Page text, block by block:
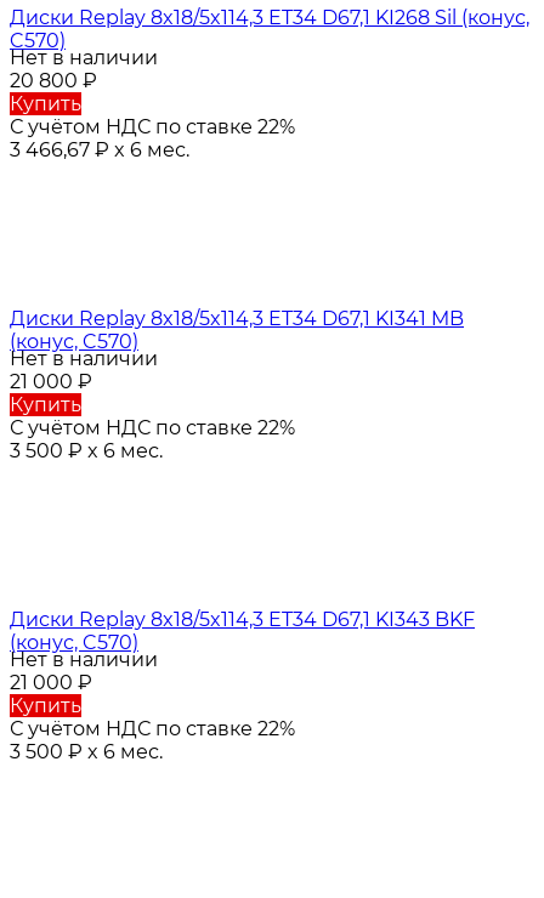
Диски Replay 8x18/5x114,3 ET34 D67,1 KI268 Sil (конус,
C570)
Нет в наличии
20 800 ₽
Купить
С учётом НДС по ставке 22%
3 466,67 ₽ x 6 мес.
Диски Replay 8x18/5x114,3 ET34 D67,1 KI341 MB
(конус, C570)
Нет в наличии
21 000 ₽
Купить
С учётом НДС по ставке 22%
3 500 ₽ x 6 мес.
Диски Replay 8x18/5x114,3 ET34 D67,1 KI343 BKF
(конус, C570)
Нет в наличии
21 000 ₽
Купить
С учётом НДС по ставке 22%
3 500 ₽ x 6 мес.